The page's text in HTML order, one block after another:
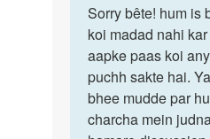
to
Mujhe
sex
chat
krni
h
Sorry
bête!
hum
is
bare
me…
Sorry bête! hum is
koi madad nahi
aapke paas koi
puchh sakte hai.
bhee mudde par
charcha mein